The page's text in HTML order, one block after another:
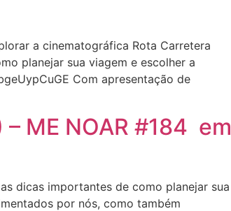
a cinematográfica Rota Carretera
planejar sua viagem e escolher a
Com apresentação de
– ME NOAR #184 em
dicas importantes de como planejar sua
por nós, como também